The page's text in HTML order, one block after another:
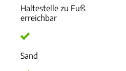
Haltestelle zu Fuß
erreichbar
Sand